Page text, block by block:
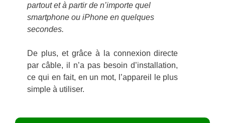
partout et à partir de n’importe quel
smartphone ou iPhone en quelques
secondes.
De plus, et grâce à la connexion directe
par câble, il n’a pas besoin d’installation,
ce qui en fait, en un mot, l’appareil le plus
simple à utiliser.